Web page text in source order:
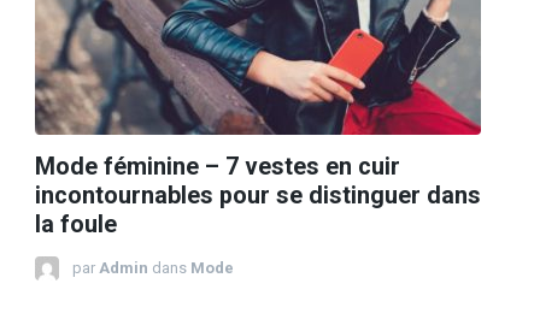
Mode féminine – 7 vestes en cuir
incontournables pour se distinguer dans
la foule
par Admin dans Mode